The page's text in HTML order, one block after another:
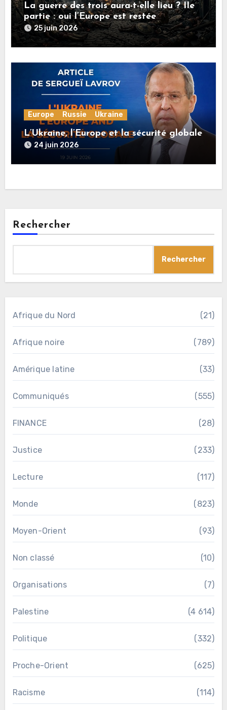
La guerre des trois aura-t-elle lieu ? IIe
partie : oui l’Europe est restée
rationnelle !
25 juin 2026
Europe Russie Ukraine
L’Ukraine, l’Europe et la sécurité globale
24 juin 2026
Rechercher
Rechercher
Afrique du Nord (21)
Afrique noire (789)
Amérique latine (33)
Communiqués (555)
FINANCE (28)
Justice (233)
Lecture (117)
Monde (823)
Moyen-Orient (93)
Non classé (10)
Organisations (7)
Palestine (4 614)
Politique (332)
Proche-Orient (625)
Racisme (114)